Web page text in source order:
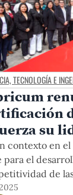
TECNOLOGÍA E
su
contexto en
para el
de
de